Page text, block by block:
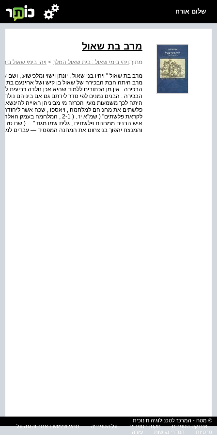
שלום אורח
מרב בת שאול
מתוך:ויהי בימי שאול : בית שאול המלך > ויהי בימי שאול
מרב היתה הבת הבכירה של שאול בן קיש ושל אחינעם בת
הבכירה . אין מן הכתובים ללמוד שהיא אכן נולדה רביעית
הבכירה . הבנים נמנים לפי סדר לידתם גם אם ביניהם
היתה לכך משמעות מעין הכרזה מי מביניהן ראוייה
פלשתים את מחניהם למלחמה , ויאספו , שכה אשר ליהודה
לקראת פלשתים" ( שמ"א יז . ( 2-
והמנצח יהפוך בניצחונו את המחנה המפסיד — עבדים
© מטח - המרכז לטכנולוגיה חינוכית
אינדקס הספרים
תקנון הספרייה על הספרייה
תנאי שימוש באתר והגנה על
פרטיות
הסדרי נגישות עזרה